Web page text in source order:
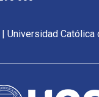
Universidad Católica